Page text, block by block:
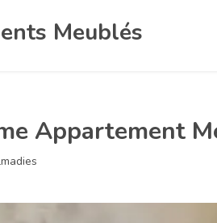
Meublés
Appartement